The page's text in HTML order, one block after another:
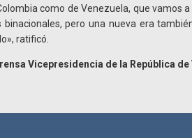
como de Venezuela, que vamos
binacionales, pero una nueva era
ratificó.
Vicepresidencia de la República de